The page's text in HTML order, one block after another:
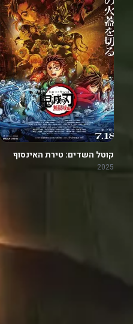
קוטל השדים: טירת האינסוף
2025